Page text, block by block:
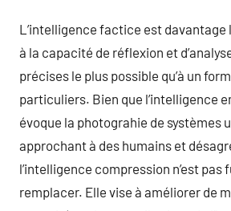
L’intelligence factice est davantage
à la capacité de réflexion et
précises le plus possible qu’à un
particuliers. Bien que l’intelligence
évoque la photograhie de systèmes
approchant à des humains et
l’intelligence compression n’est pas
remplacer. Elle vise à améliorer de